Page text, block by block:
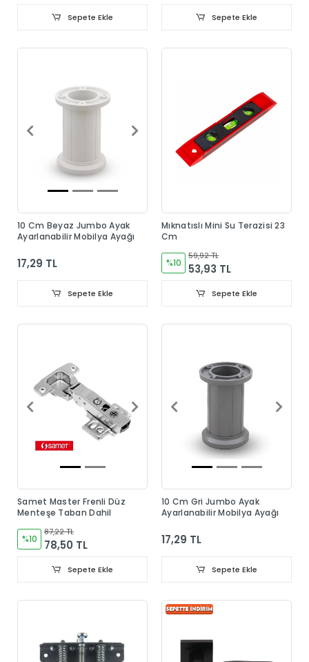
Sepete Ekle Sepete Ekle
10 Cm Beyaz Jumbo Ayak
Ayarlanabilir Mobilya Ayağı
17,29 TL
Sepete Ekle
Mıknatıslı Mini Su Terazisi 23
Cm
%10
59,92 TL
53,93 TL
Sepete Ekle
Samet Master Frenli Düz
Menteşe Taban Dahil
%10
87,22 TL
78,50 TL
Sepete Ekle
10 Cm Gri Jumbo Ayak
Ayarlanabilir Mobilya Ayağı
17,29 TL
Sepete Ekle